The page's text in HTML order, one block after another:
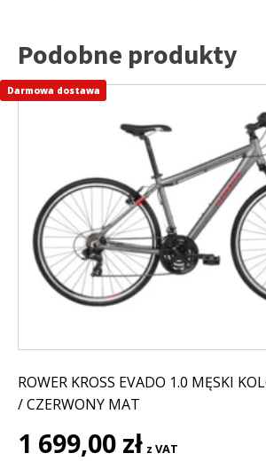
Podobne produkty
ROWER KROSS EVADO 1.0 MĘSKI
/ CZERWONY MAT
1 699,00 zł z VAT
Ten
wariantów.
Opcje
można
wybrać
stronie
Darmowa dostawa